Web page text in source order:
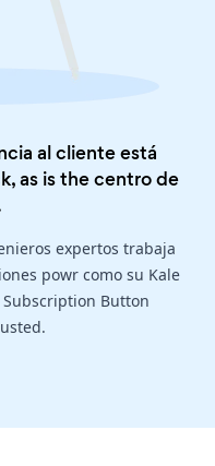
al cliente está
as is thecentro de
expertos trabaja
powr como su Kale
Button